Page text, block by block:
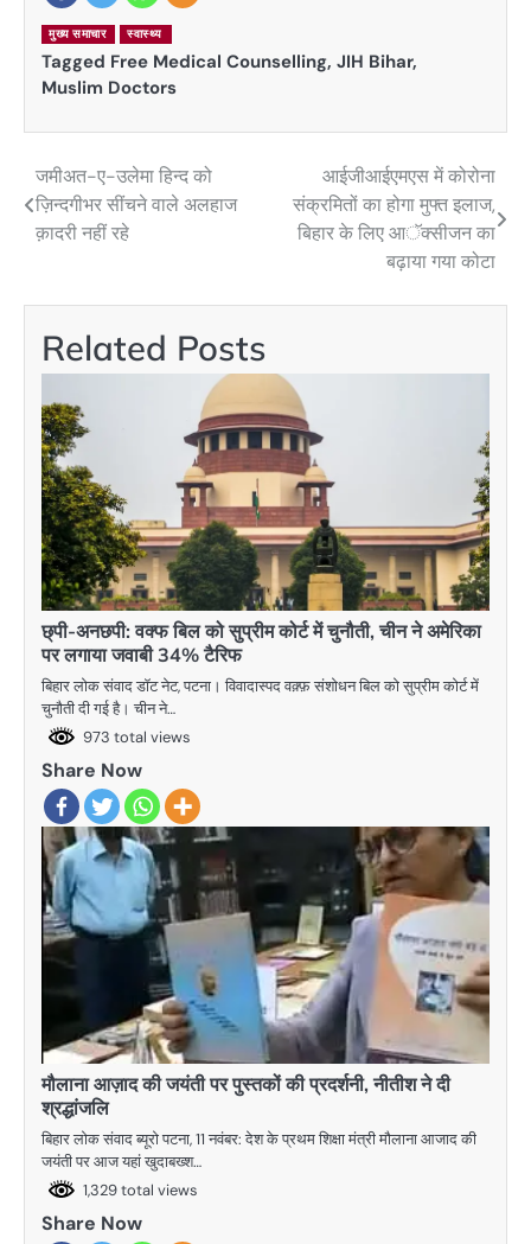
मुख्य समाचार स्वास्थ्य
Tagged Free Medical Counselling, JIH Bihar,
Muslim Doctors
Post
navigation
जमीअत-ए-उलेमा हिन्द को
ज़िन्दगीभर सींचने वाले अलहाज
क़ादरी नहीं रहे
आईजीआईएमएस में कोरोना
संक्रमितों का होगा मुफ्त इलाज,
बिहार के लिए आॅक्सीजन का
बढ़ाया गया कोटा
Related Posts
छ्पी-अनछपी: वक्फ बिल को सुप्रीम कोर्ट में चुनौती, चीन ने अमेरिका
पर लगाया जवाबी 34% टैरिफ
बिहार लोक संवाद डॉट नेट, पटना। विवादास्पद वक़्फ़ संशोधन बिल को सुप्रीम कोर्ट में
चुनौती दी गई है। चीन ने…
973 total views
Share Now
मौलाना आज़ाद की जयंती पर पुस्तकों की प्रदर्शनी, नीतीश ने दी
श्रद्धांजलि
बिहार लोक संवाद ब्यूरो पटना, 11 नवंबर: देश के प्रथम शिक्षा मंत्री मौलाना आजाद की
जयंती पर आज यहां खुदाबख्श…
1,329 total views
Share Now